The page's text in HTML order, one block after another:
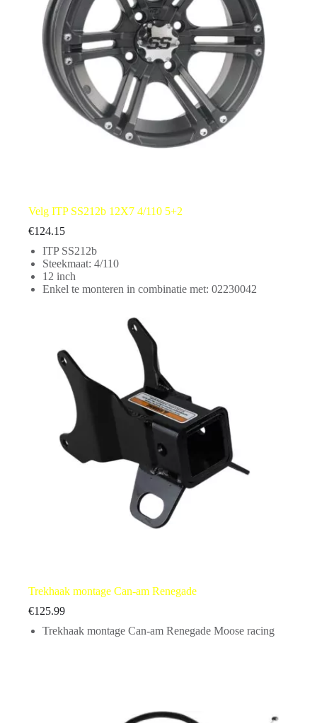
Velg ITP SS212b 12X7 4/110 5+2
€124.15
ITP SS212b
Steekmaat: 4/110
12 inch
Enkel te monteren in combinatie met: 02230042
Trekhaak montage Can-am Renegade
€125.99
Trekhaak montage Can-am Renegade Moose racing